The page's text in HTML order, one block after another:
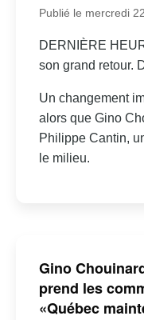
Publié le mercredi
DERNIÈRE
son grand retour.
Un changement
alors que Gino
Philippe Cantin,
le milieu.
Gino
prend les
«Québec